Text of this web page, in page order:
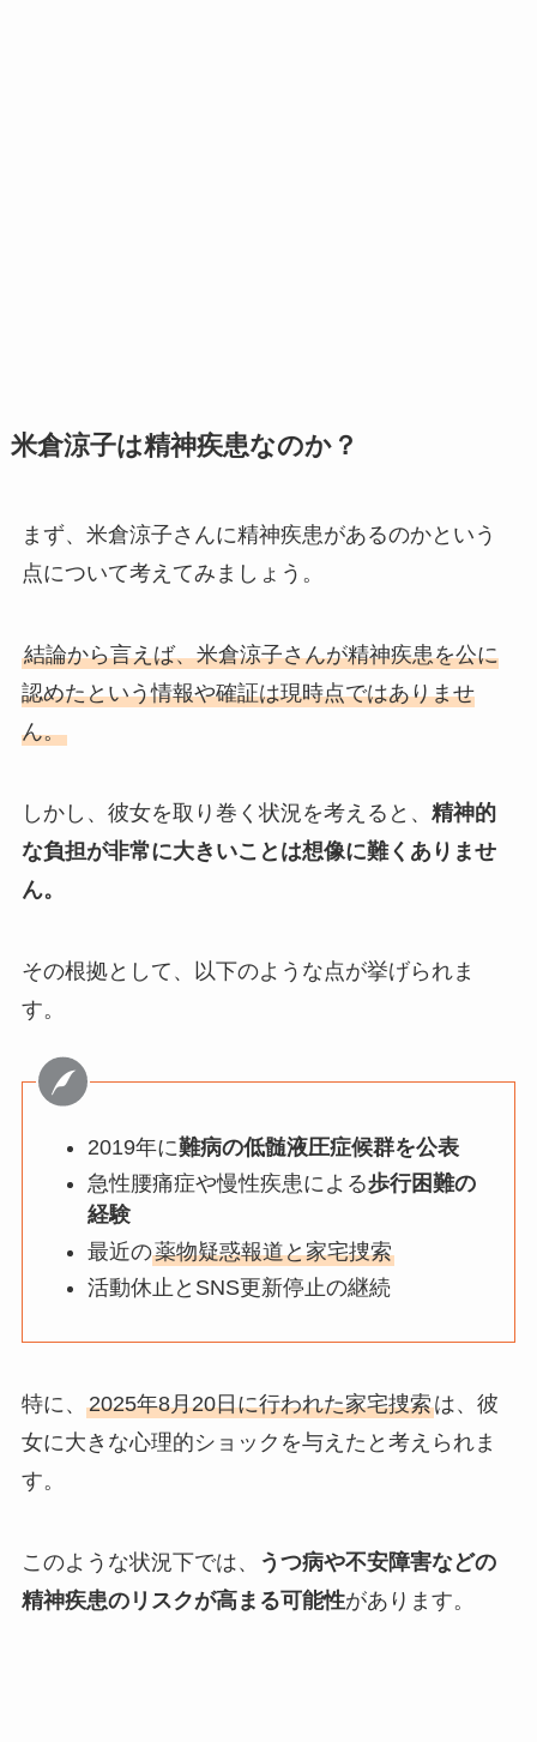
米倉涼子は精神疾患なのか？
まず、米倉涼子さんに精神疾患があるのかという
点について考えてみましょう。
結論から言えば、米倉涼子さんが精神疾患を公に
認めたという情報や確証は現時点ではありませ
ん。
しかし、彼女を取り巻く状況を考えると、 精神的
な負担が非常に大きいことは想像に難くありませ
ん。
その根拠として、以下のような点が挙げられま
す。
2019年に難病の低髄液圧症候群を公表
急性腰痛症や慢性疾患による歩行困難の
経験
最近の薬物疑惑報道と家宅捜索
活動休止とSNS更新停止の継続
特に、 2025年8月20日に行われた家宅捜索は、彼
女に大きな心理的ショックを与えたと考えられま
す。
このような状況下では、
うつ病や不安障害などの
精神疾患のリスクが高まる可能性があります。